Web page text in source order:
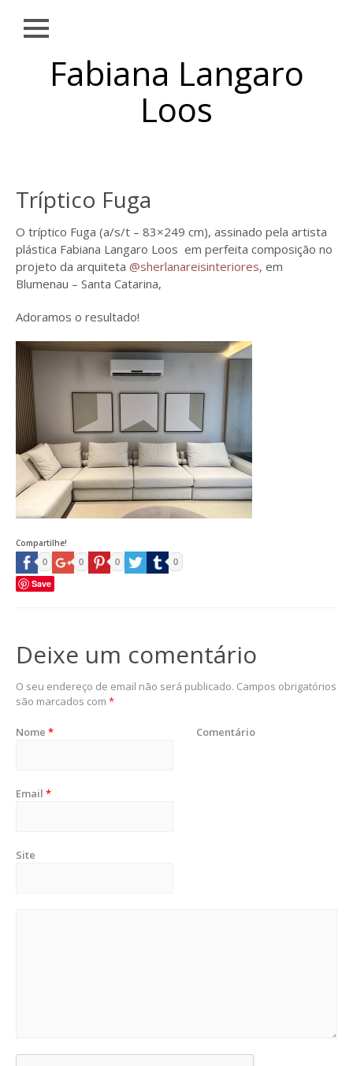
Fabiana Langaro
Loos
Close
NOTÍCIAS
PUBLICAÇÕES
TEXTOS
CONTATO
Tríptico Fuga
O tríptico Fuga (a/s/t – 83×249 cm), assinado pela artista
plástica Fabiana Langaro Loos em perfeita composição no
projeto da arquiteta @sherlanareisinteriores, em
Blumenau – Santa Catarina,
Adoramos o resultado!
Compartilhe!
0 0 0 0
Save
Deixe um comentário
O seu endereço de email não será publicado. Campos obrigatórios
são marcados com *
Nome *
Email *
Site
Comentário